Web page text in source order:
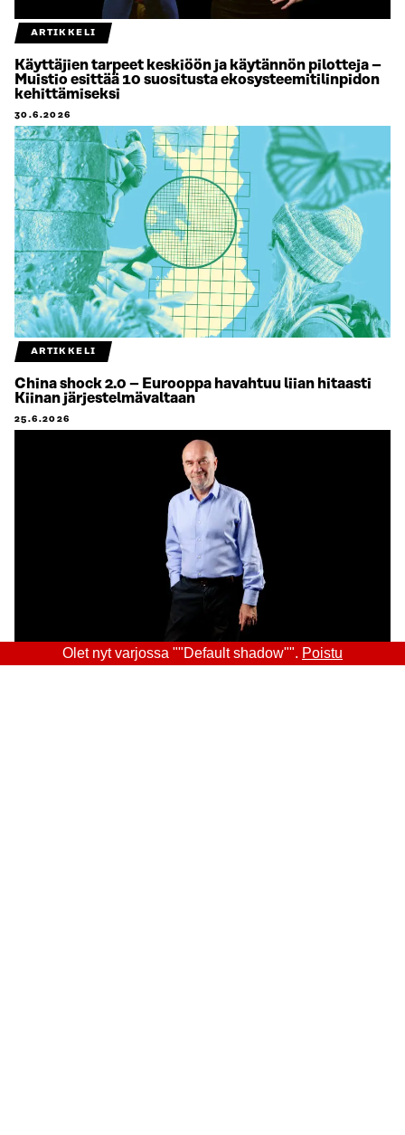
ARTIKKELI
Käyttäjien tarpeet keskiöön ja käytännön pilotteja –
Muistio esittää 10 suositusta ekosysteemitilinpidon
kehittämiseksi
30.6.2026
ARTIKKELI
China shock 2.0 – Eurooppa havahtuu liian hitaasti
Kiinan järjestelmävaltaan
25.6.2026
Olet nyt varjossa ""Default shadow"". Poistu